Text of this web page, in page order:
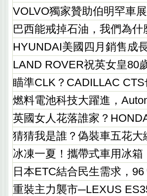
VOLVO獨家贊助伯明罕車展
巴西能戒掉石油，我們為什
HYUNDAI美國四月銷售成
LAND ROVER祝英女皇80
瞄準CLK？CADILLAC
燃料電池科技大躍進，
英國女人花落誰家？
猜猜我是誰？偽裝車五花大
冰凍一夏！攜帶式車用冰箱
日本ETC結合民生需求，
重裝主力襲市─LEXUS